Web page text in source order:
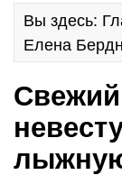
Вы здесь:
Елена